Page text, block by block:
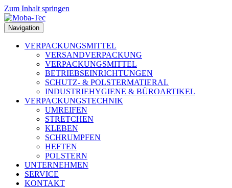
Zum Inhalt springen
Navigation
VERPACKUNGSMITTEL
VERSANDVERPACKUNG
VERPACKUNGSMITTEL
BETRIEBSEINRICHTUNGEN
SCHUTZ- & POLSTERMATIERAL
INDUSTRIEHYGIENE & BÜROARTIKEL
VERPACKUNGSTECHNIK
UMREIFEN
STRETCHEN
KLEBEN
SCHRUMPFEN
HEFTEN
POLSTERN
UNTERNEHMEN
SERVICE
KONTAKT